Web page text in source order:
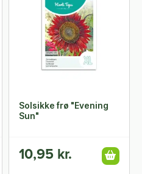
Solsikke frø "Evening
Sun"
10,95 kr.